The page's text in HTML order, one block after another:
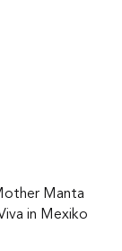
Manta
in Mexiko